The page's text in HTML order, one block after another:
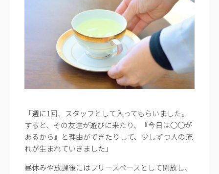
「週に1回、スタッフとして入ってもらいました。
すると、その友達が遊びに来たり、『今日は〇〇が
あるから』と理由ができたりして、少しずつ人の流
れが生まれていきました」
昼休みや放課後にはフリースペースとして開放し、